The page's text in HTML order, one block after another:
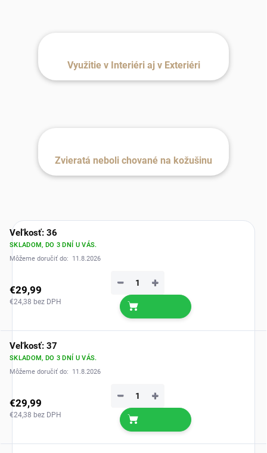
Využitie v Interiéri aj v Exteriéri
Zvieratá neboli chované na kožušinu
Veľkosť: 36
SKLADOM, DO 3 DNÍ U VÁS.
Môžeme doručiť do:
11.8.2026
€29,99
€24,38 bez DPH
+
−
Veľkosť: 37
SKLADOM, DO 3 DNÍ U VÁS.
Môžeme doručiť do:
11.8.2026
€29,99
€24,38 bez DPH
+
−